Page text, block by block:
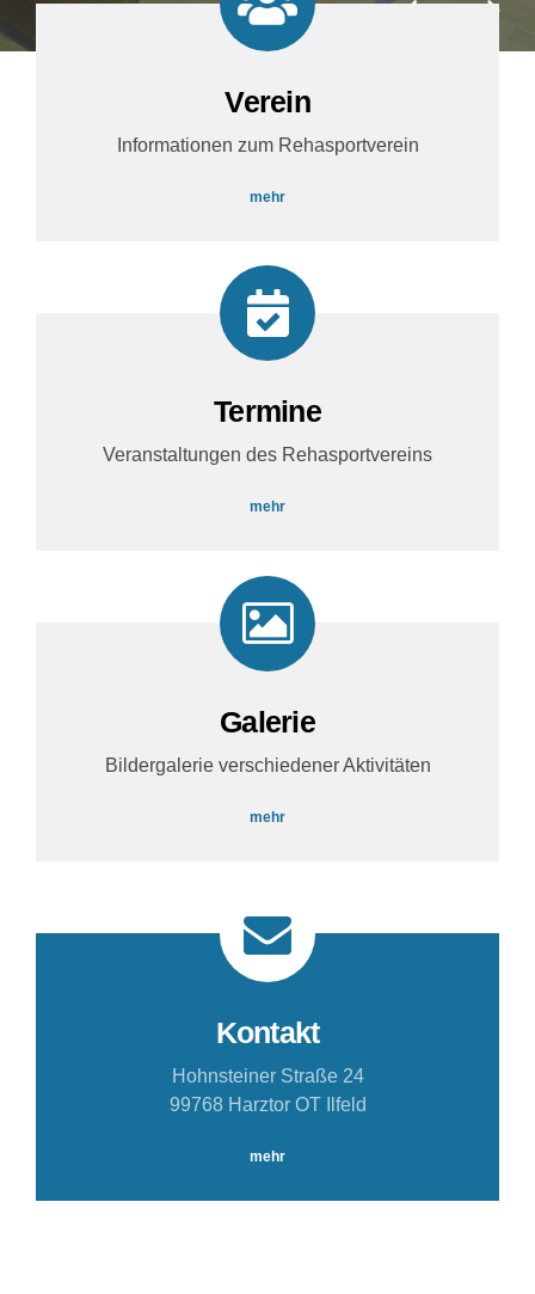
Verein
Informationen zum Rehasportverein
mehr
Termine
Veranstaltungen des Rehasportvereins
mehr
Galerie
Bildergalerie verschiedener Aktivitäten
mehr
Kontakt
Hohnsteiner Straße 24
99768 Harztor OT Ilfeld
mehr